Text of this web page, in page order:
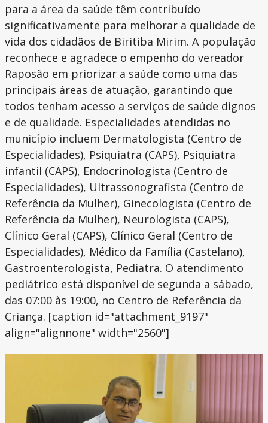
para a área da saúde têm contribuído
significativamente para melhorar a qualidade de
vida dos cidadãos de Biritiba Mirim. A população
reconhece e agradece o empenho do vereador
Raposão em priorizar a saúde como uma das
principais áreas de atuação, garantindo que
todos tenham acesso a serviços de saúde dignos
e de qualidade. Especialidades atendidas no
município incluem Dermatologista (Centro de
Especialidades), Psiquiatra (CAPS), Psiquiatra
infantil (CAPS), Endocrinologista (Centro de
Especialidades), Ultrassonografista (Centro de
Referência da Mulher), Ginecologista (Centro de
Referência da Mulher), Neurologista (CAPS),
Clínico Geral (CAPS), Clínico Geral (Centro de
Especialidades), Médico da Família (Castelano),
Gastroenterologista, Pediatra. O atendimento
pediátrico está disponível de segunda a sábado,
das 07:00 às 19:00, no Centro de Referência da
Criança. [caption id="attachment_9197"
align="alignnone" width="2560"]